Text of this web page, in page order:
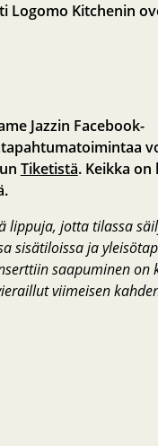
Logomo Kitchenin
Jazzin Facebook-
Tiketistä. Keikka on
jotta tilassa
sisätiloissa ja
saapuminen
viimeisen